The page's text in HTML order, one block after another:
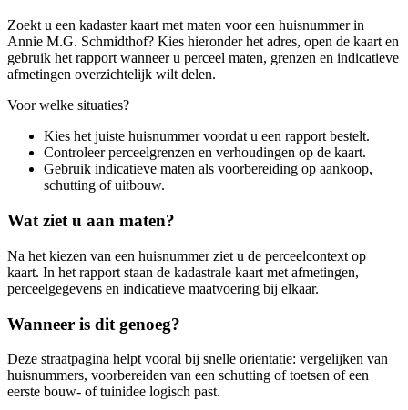
Zoekt u een kadaster kaart met maten voor een huisnummer in
Annie M.G. Schmidthof? Kies hieronder het adres, open de kaart en
gebruik het rapport wanneer u perceel maten, grenzen en indicatieve
afmetingen overzichtelijk wilt delen.
Voor welke situaties?
Kies het juiste huisnummer voordat u een rapport bestelt.
Controleer perceelgrenzen en verhoudingen op de kaart.
Gebruik indicatieve maten als voorbereiding op aankoop,
schutting of uitbouw.
Wat ziet u aan maten?
Na het kiezen van een huisnummer ziet u de perceelcontext op
kaart. In het rapport staan de kadastrale kaart met afmetingen,
perceelgegevens en indicatieve maatvoering bij elkaar.
Wanneer is dit genoeg?
Deze straatpagina helpt vooral bij snelle orientatie: vergelijken van
huisnummers, voorbereiden van een schutting of toetsen of een
eerste bouw- of tuinidee logisch past.